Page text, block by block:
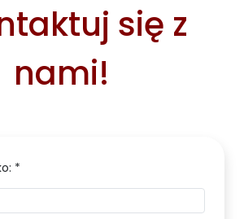
się z
nami!
*